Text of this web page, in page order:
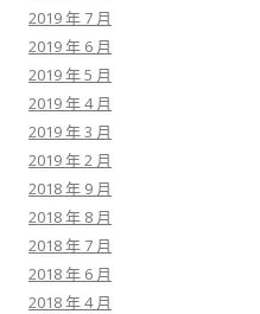
2019 年 7 月
2019 年 6 月
2019 年 5 月
2019 年 4 月
2019 年 3 月
2019 年 2 月
2018 年 9 月
2018 年 8 月
2018 年 7 月
2018 年 6 月
2018 年 4 月